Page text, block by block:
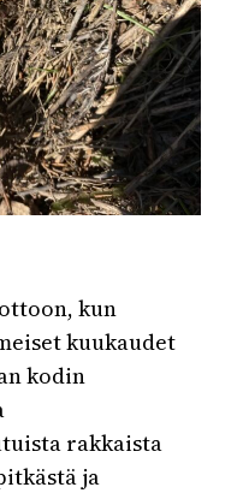
kun
kuukaudet
kodin
rakkaista
ja